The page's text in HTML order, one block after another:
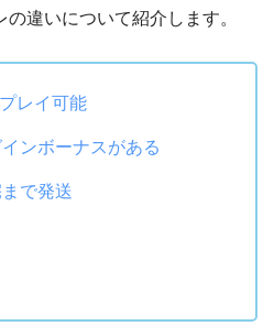
違いについて紹介します。
レイ可能
ンボーナスがある
で発送